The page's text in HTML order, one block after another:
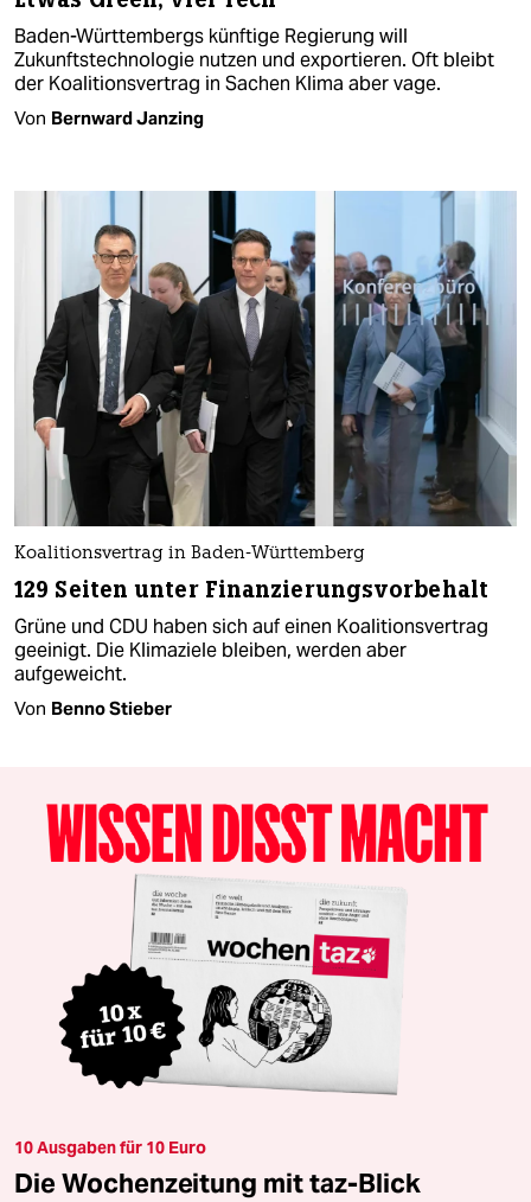
Baden-Württembergs künftige Regierung will
Zukunftstechnologie nutzen und exportieren. Oft bleibt
der Koalitionsvertrag in Sachen Klima aber vage.
Von Bernward Janzing
Koalitionsvertrag in Baden-Württemberg
129 Seiten unter Finanzierungsvorbehalt
Grüne und CDU haben sich auf einen Koalitionsvertrag
geeinigt. Die Klimaziele bleiben, werden aber
aufgeweicht.
Von Benno Stieber
10 Ausgaben für 10 Euro
Die Wochenzeitung mit taz-Blick